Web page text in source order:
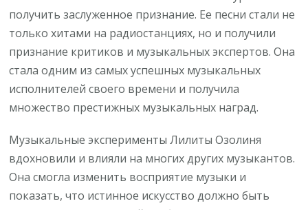
получить заслуженное признание. Ее песни стали не
только хитами на радиостанциях, но и получили
признание критиков и музыкальных экспертов. Она
стала одним из самых успешных музыкальных
исполнителей своего времени и получила
множество престижных музыкальных наград.
Музыкальные эксперименты Лилиты Озолиня
вдохновили и влияли на многих других музыкантов.
Она смогла изменить восприятие музыки и
показать, что истинное искусство должно быть